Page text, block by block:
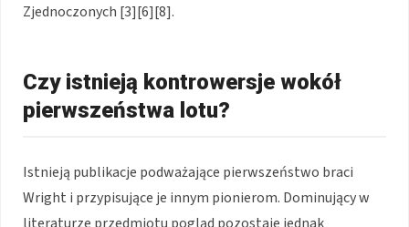
Zjednoczonych [3][6][8].
Czy istnieją kontrowersje wokół
pierwszeństwa lotu?
Istnieją publikacje podważające pierwszeństwo braci
Wright i przypisujące je innym pionierom. Dominujący w